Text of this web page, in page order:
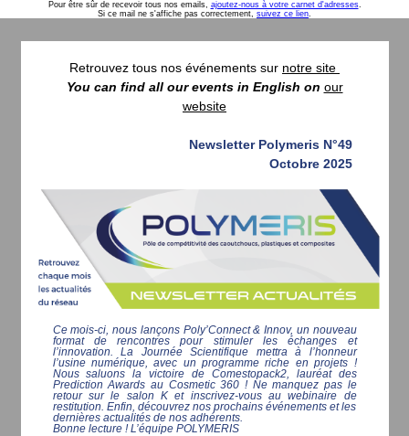
Pour être sûr de recevoir tous nos emails, ajoutez-nous à votre carnet d'adresses.
Si ce mail ne s'affiche pas correctement, suivez ce lien.
Retrouvez tous nos événements sur notre site
You can find all our events in English on our
website
Newsletter Polymeris N°49
Octobre 2025
Ce mois-ci, nous lançons Poly’Connect & Innov, un nouveau
format de rencontres pour stimuler les échanges et
l’innovation. La Journée Scientifique mettra à l’honneur
l’usine numérique, avec un programme riche en projets !
Nous saluons la victoire de Comestopack2, lauréat des
Prediction Awards au Cosmetic 360 ! Ne manquez pas le
retour sur le salon K et inscrivez-vous au webinaire de
restitution. Enfin, découvrez nos prochains événements et les
dernières actualités de nos adhérents.
Bonne lecture ! L’équipe POLYMERIS